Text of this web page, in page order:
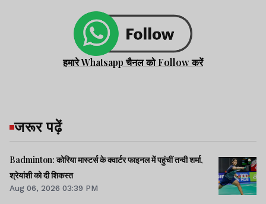
हमारे Whatsapp चैनल को Follow करें
जरूर पढ़ें
Badminton: कोरिया मास्टर्स के क्वार्टर फाइनल में पहुंचीं तन्वी शर्मा,
श्रेयांशी को दी शिकस्त
Aug 06, 2026 03:39 PM